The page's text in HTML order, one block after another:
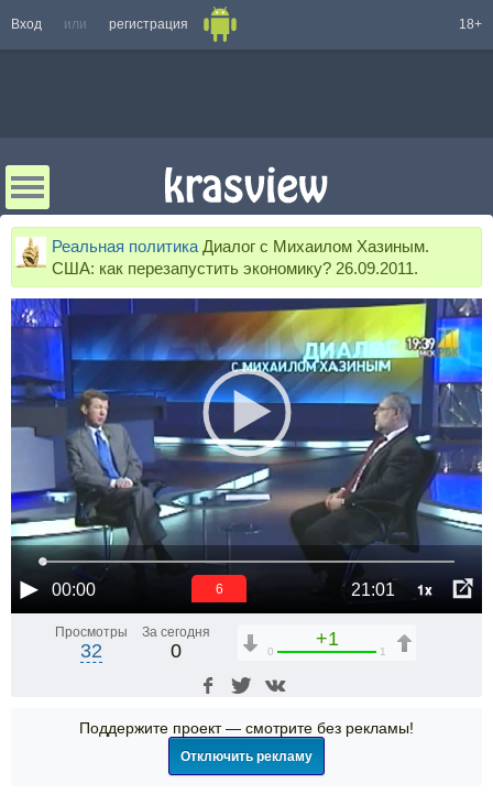
Вход или регистрация 18+
Реальная политика Диалог с Михаилом Хазиным.
США: как перезапустить экономику? 26.09.2011.
00:00 21:01 1x
6
Просмотры
32
За сегодня
0
+1
0 1
Поддержите проект — смотрите без рекламы!
Отключить рекламу